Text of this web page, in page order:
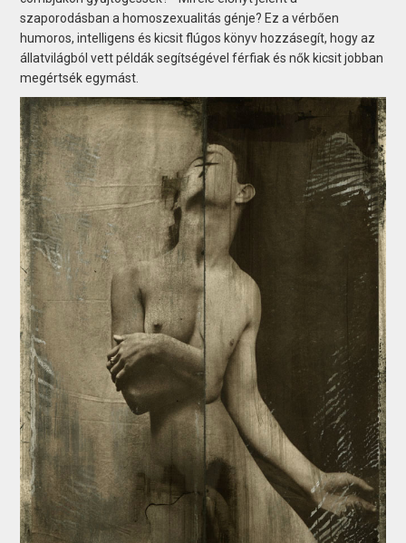
szaporodásban a homoszexualitás génje? Ez a vérbően
humoros, intelligens és kicsit flúgos könyv hozzásegít, hogy az
állatvilágból vett példák segítségével férfiak és nők kicsit jobban
megértsék egymást.